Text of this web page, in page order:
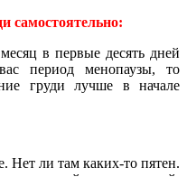
самостоятельно:
в первые десять дней
период менопаузы, то
груди лучше в начале
Нет ли там каких-то пятен.